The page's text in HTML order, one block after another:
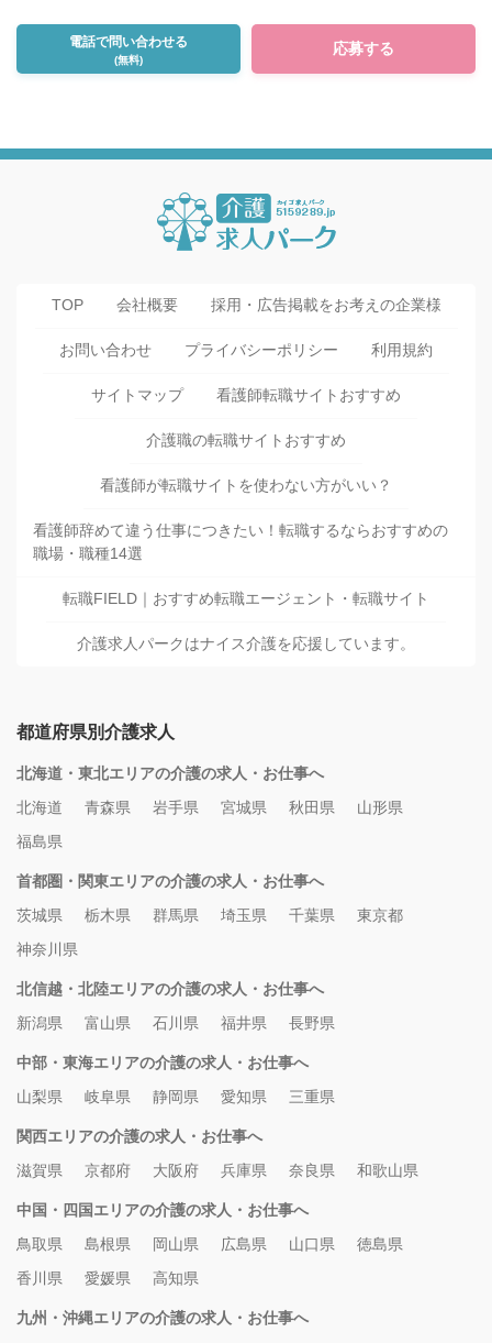
電話で問い合わせる
(無料)
応募する
TOP 会社概要 採用・広告掲載をお考えの企業様
お問い合わせ プライバシーポリシー 利用規約
サイトマップ 看護師転職サイトおすすめ
介護職の転職サイトおすすめ
看護師が転職サイトを使わない方がいい？
看護師辞めて違う仕事につきたい！転職するならおすすめの
職場・職種14選
転職FIELD｜おすすめ転職エージェント・転職サイト
介護求人パークはナイス介護を応援しています。
都道府県別介護求人
北海道・東北エリアの介護の求人・お仕事へ
北海道
青森県 岩手県 宮城県 秋田県
山形県
福島県
首都圏・関東エリアの介護の求人・お仕事へ
茨城県
栃木県 群馬県 埼玉県 千葉県
東京都
神奈川県
北信越・北陸エリアの介護の求人・お仕事へ
新潟県
富山県 石川県 福井県 長野県
中部・東海エリアの介護の求人・お仕事へ
山梨県
岐阜県 静岡県 愛知県 三重県
関西エリアの介護の求人・お仕事へ
滋賀県
京都府 大阪府 兵庫県 奈良県 和歌山県
中国・四国エリアの介護の求人・お仕事へ
鳥取県
島根県 岡山県 広島県 山口県
徳島県
香川県
愛媛県 高知県
九州・沖縄エリアの介護の求人・お仕事へ